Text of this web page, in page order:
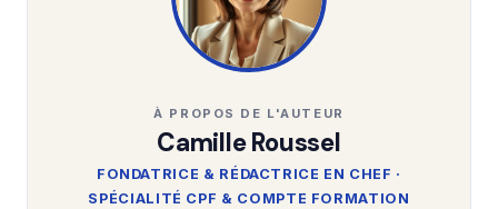
À PROPOS DE L'AUTEUR
Camille Roussel
FONDATRICE & RÉDACTRICE EN CHEF ·
SPÉCIALITÉ CPF & COMPTE FORMATION